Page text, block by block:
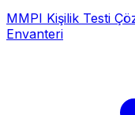
MMPI Kişilik Testi
Envanteri